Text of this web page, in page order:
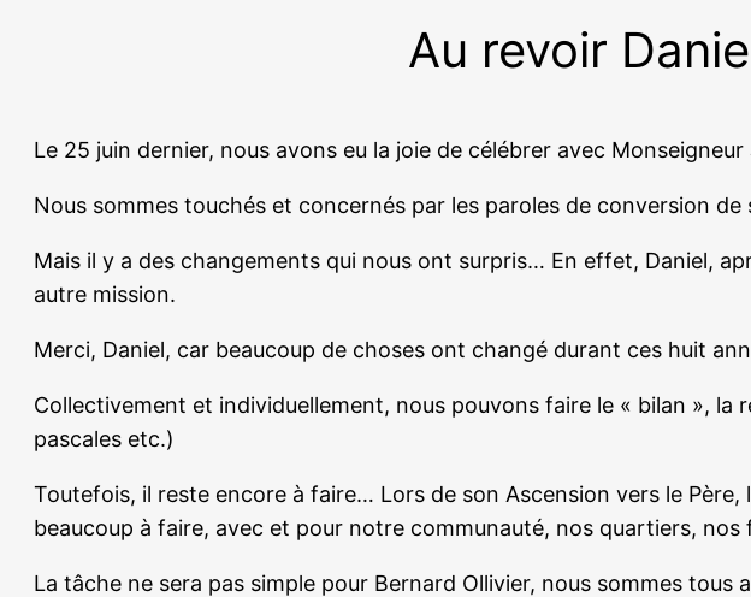
Au revoir
Le 25 juin dernier, nous avons eu la joie de célébrer avec
Nous sommes touchés et concernés par les paroles de conversion
Mais il y a des changements qui nous ont surpris… En effet, Daniel,
autre mission.
Merci, Daniel, car beaucoup de choses ont changé durant ces huit
Collectivement et individuellement, nous pouvons faire le « bilan », la
pascales etc.)
Toutefois, il reste encore à faire… Lors de son Ascension vers le
beaucoup à faire, avec et pour notre communauté, nos quartiers,
La tâche ne sera pas simple pour Bernard Ollivier, nous sommes